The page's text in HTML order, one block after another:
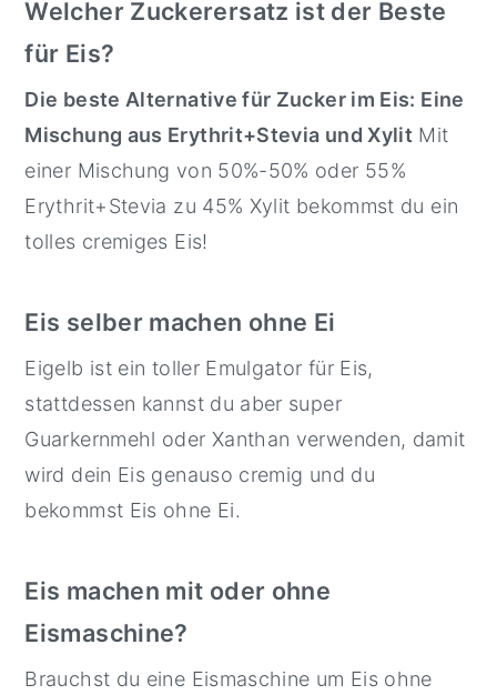
Welcher Zuckerersatz ist der Beste
für Eis?
Die beste Alternative für Zucker im Eis: Eine
Mischung aus Erythrit+Stevia und Xylit Mit
einer Mischung von 50%-50% oder 55%
Erythrit+Stevia zu 45% Xylit bekommst du ein
tolles cremiges Eis!
Eis selber machen ohne Ei
Eigelb ist ein toller Emulgator für Eis,
stattdessen kannst du aber super
Guarkernmehl oder Xanthan verwenden, damit
wird dein Eis genauso cremig und du
bekommst Eis ohne Ei.
Eis machen mit oder ohne
Eismaschine?
Brauchst du eine Eismaschine um Eis ohne